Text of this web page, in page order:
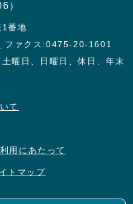
）
番地
ファクス:0475-20-1601
曜日、日曜日、休日、年末
て
用にあたって
トマップ